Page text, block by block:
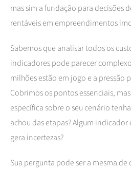
mas sim a fundação para decisões
rentáveis em empreendimentos
Sabemos que analisar todos os
indicadores pode parecer
milhões estão em jogo e a pressão
Cobrimos os pontos essenciais,
específica sobre o seu cenário
achou das etapas? Algum indicador
gera incertezas?
Sua pergunta pode ser a mesma